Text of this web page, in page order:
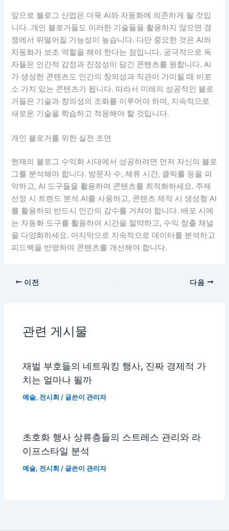
앞으로 블로그 산업은 더욱 AI와 자동화에 의존하게 될 것입
니다. 개인 블로거들도 이러한 기술들을 활용하지 않으면 경
쟁에서 뒤떨어질 가능성이 높습니다. 다만 중요한 것은 AI와
자동화가 보조 역할을 해야 한다는 점입니다. 궁극적으로 독
자들은 인간적 감정과 진정성이 담긴 콘텐츠를 원합니다. AI
가 생성한 콘텐츠도 인간의 창의성과 직관이 가미될 때 비로
소 가치 있는 콘텐츠가 됩니다. 따라서 미래의 성공적인 블로
거들은 기술과 창의성의 조화를 이루어야 하며, 지속적으로
새로운 기술을 학습하고 적응해야 할 것입니다.
개인 블로거를 위한 실전 조언
현재의 블로그 수익화 시대에서 성공하려면 먼저 자신의 블로
그를 분석해야 합니다. 방문자 수, 체류 시간, 클릭률 등을 파
악하고, AI 도구들을 활용하여 콘텐츠를 최적화하세요. 주제
선정 시 트렌드 분석 AI를 사용하고, 콘텐츠 제작 시 생성형 AI
를 활용하되 반드시 인간의 감수를 거쳐야 합니다. 배포 시에
는 자동화 도구를 활용하여 시간을 절약하고, 수익 창출 채널
을 다양화하세요. 마지막으로 지속적으로 데이터를 분석하고
피드백을 반영하여 콘텐츠를 개선해야 합니다.
이전 다음
관련 게시물
재벌 부호들의 네트워킹 행사, 진짜 경제적 가
치는 얼마나 될까
예술, 전시회 / 글쓴이관리자
초호화 행사 상류층들의 스트레스 관리와 라
이프스타일 분석
예술, 전시회 / 글쓴이관리자